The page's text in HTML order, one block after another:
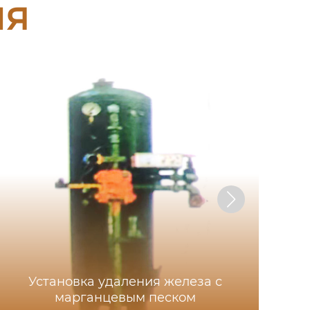
Установка удаления железа с
марганцевым песком